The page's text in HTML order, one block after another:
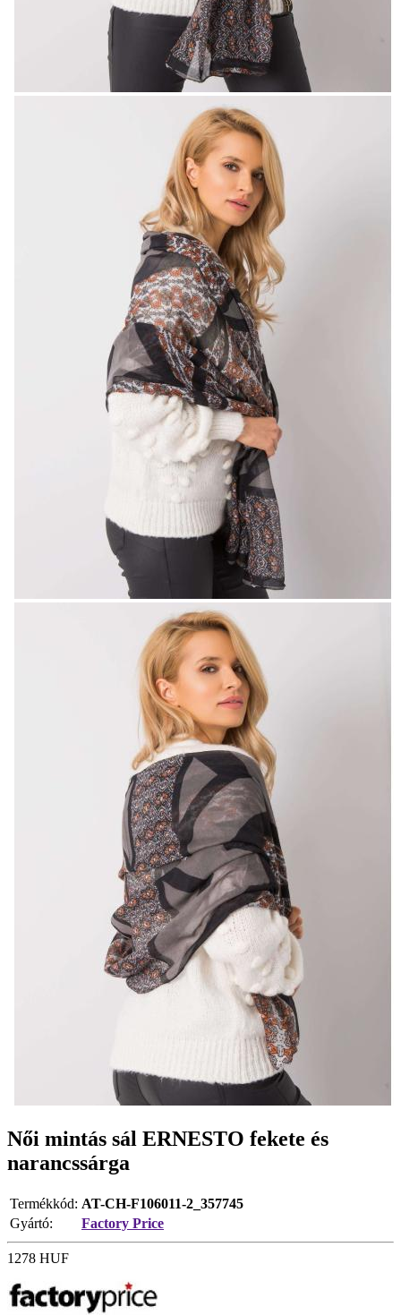
Női mintás sál ERNESTO fekete és
narancssárga
Termékkód: AT-CH-F106011-2_357745
Gyártó:
Factory Price
1278 HUF